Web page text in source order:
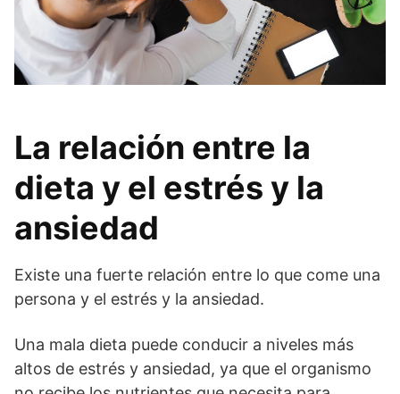
La relación entre la
dieta y el estrés y la
ansiedad
Existe una fuerte relación entre lo que come una
persona y el estrés y la ansiedad.
Una mala dieta puede conducir a niveles más
altos de estrés y ansiedad, ya que el organismo